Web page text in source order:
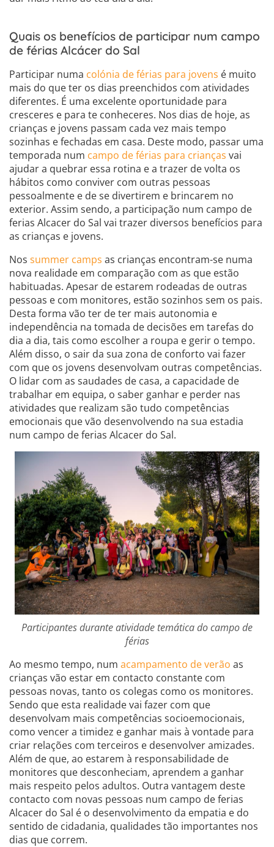
Quais os benefícios de participar num campo
de férias Alcácer do Sal
Participar numa colónia de férias para jovens é muito
mais do que ter os dias preenchidos com atividades
diferentes. É uma excelente oportunidade para
cresceres e para te conheceres. Nos dias de hoje, as
crianças e jovens passam cada vez mais tempo
sozinhas e fechadas em casa. Deste modo, passar uma
temporada num campo de férias para crianças vai
ajudar a quebrar essa rotina e a trazer de volta os
hábitos como conviver com outras pessoas
pessoalmente e de se divertirem e brincarem no
exterior. Assim sendo, a participação num campo de
ferias Alcacer do Sal vai trazer diversos benefícios para
as crianças e jovens.
Nos summer camps as crianças encontram-se numa
nova realidade em comparação com as que estão
habituadas. Apesar de estarem rodeadas de outras
pessoas e com monitores, estão sozinhos sem os pais.
Desta forma vão ter de ter mais autonomia e
independência na tomada de decisões em tarefas do
dia a dia, tais como escolher a roupa e gerir o tempo.
Além disso, o sair da sua zona de conforto vai fazer
com que os jovens desenvolvam outras competências.
O lidar com as saudades de casa, a capacidade de
trabalhar em equipa, o saber ganhar e perder nas
atividades que realizam são tudo competências
emocionais que vão desenvolvendo na sua estadia
num campo de ferias Alcacer do Sal.
Participantes durante atividade temática do campo de
férias
Ao mesmo tempo, num acampamento de verão as
crianças vão estar em contacto constante com
pessoas novas, tanto os colegas como os monitores.
Sendo que esta realidade vai fazer com que
desenvolvam mais competências socioemocionais,
como vencer a timidez e ganhar mais à vontade para
criar relações com terceiros e desenvolver amizades.
Além de que, ao estarem à responsabilidade de
monitores que desconheciam, aprendem a ganhar
mais respeito pelos adultos. Outra vantagem deste
contacto com novas pessoas num campo de ferias
Alcacer do Sal é o desenvolvimento da empatia e do
sentido de cidadania, qualidades tão importantes nos
dias que correm.